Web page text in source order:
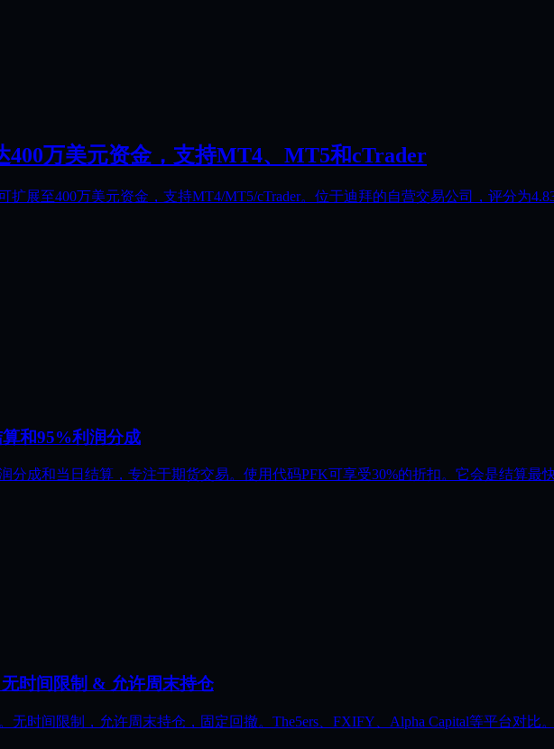
400万美元资金，支持MT4、MT5和cTrader
扩展至400万美元资金，支持MT4/MT5/cTrader。位于迪拜的自营交易公司，评分为
和95%利润分成
分成和当日结算，专注于期货交易。使用代码PFK可享受30%的折扣。它会是结算最
时间限制 & 允许周末持仓
无时间限制，允许周末持仓，固定回撤。The5ers、FXIFY、Alpha Capital等平台对比。